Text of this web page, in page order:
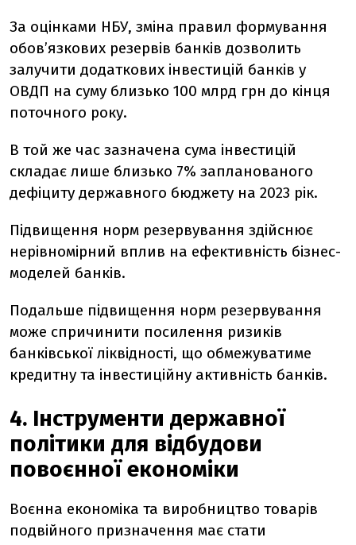
За оцінками НБУ, зміна правил формування
обов’язкових резервів банків дозволить
залучити додаткових інвестицій банків у
ОВДП на суму близько 100 млрд грн до кінця
поточного року.
В той же час зазначена сума інвестицій
складає лише близько 7% запланованого
дефіциту державного бюджету на 2023 рік.
Підвищення норм резервування здійснює
нерівномірний вплив на ефективність бізнес-
моделей банків.
Подальше підвищення норм резервування
може спричинити посилення ризиків
банківської ліквідності, що обмежуватиме
кредитну та інвестиційну активність банків.
4. Інструменти державної
політики для відбудови
повоєнної економіки
Воєнна економіка та виробництво товарів
подвійного призначення має стати